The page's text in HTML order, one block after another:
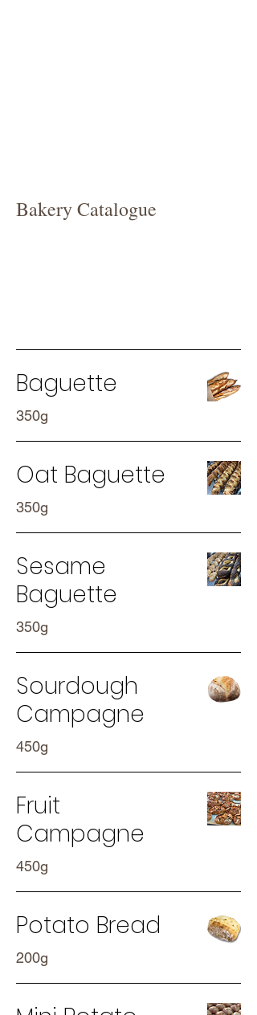
Bakery Catalogue
Baguette
350g
Oat Baguette
350g
Sesame
Baguette
350g
Sourdough
Campagne
450g
Fruit
Campagne
450g
Potato Bread
200g